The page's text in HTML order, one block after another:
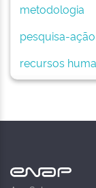
metodologia
pesquisa-ação
recursos